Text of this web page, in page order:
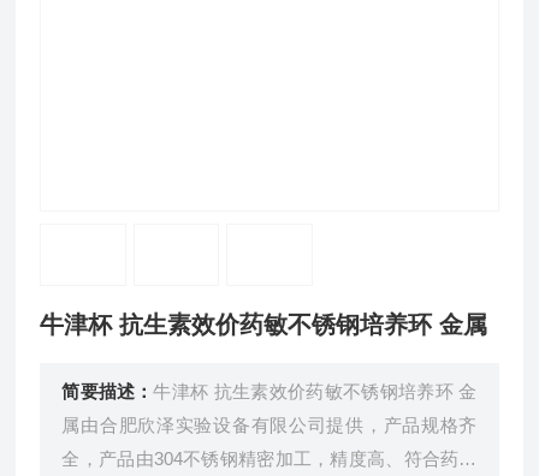
牛津杯 抗生素效价药敏不锈钢培养环 金属
简要描述：牛津杯 抗生素效价药敏不锈钢培养环 金
属由合肥欣泽实验设备有限公司提供，产品规格齐
全，产品由304不锈钢精密加工，精度高、符合药典